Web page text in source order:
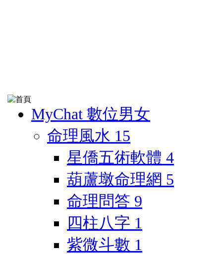
MyChat 數位男女
命理風水 15
星僑五術軟體 4
葫蘆墩命理網 5
命理問答 9
四柱八字 1
紫微斗數 1